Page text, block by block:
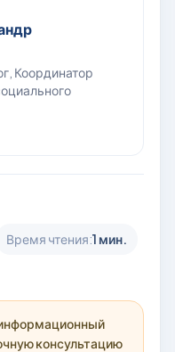
Координатор
Время чтения:1 мин.
консультацию